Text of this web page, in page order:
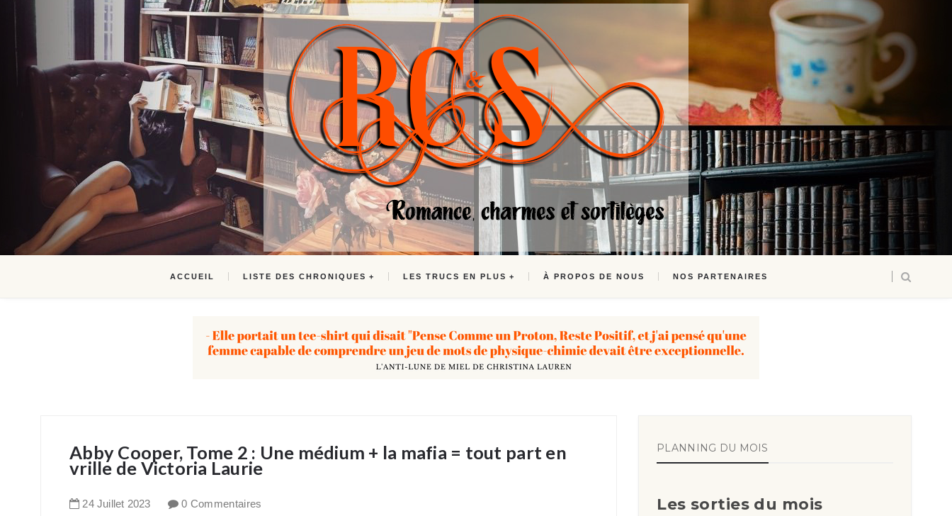
ACCUEIL LISTE DES CHRONIQUES LES TRUCS EN PLUS À PROPOS DE NOUS NOS PARTENAIRES
Abby Cooper, Tome 2 : Une médium + la mafia = tout part en
vrille de Victoria Laurie
24 Juillet 2023 0 Commentaires
PLANNING DU MOIS
Les sorties du mois